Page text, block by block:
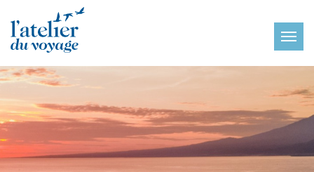
Panneau de gestion des cookies